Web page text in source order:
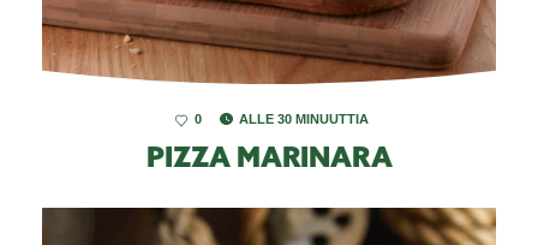
0 ALLE 30 MINUUTTIA
PIZZA MARINARA